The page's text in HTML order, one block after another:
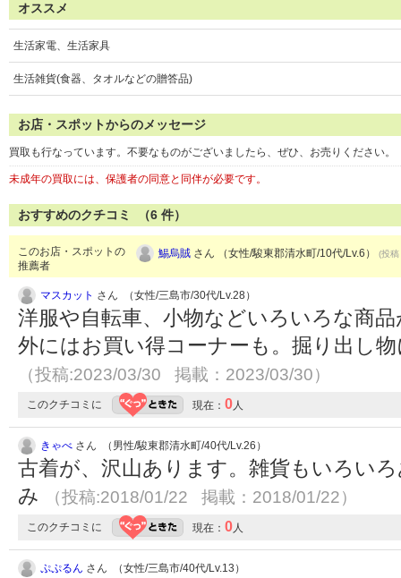
オススメ
生活家電、生活家具
生活雑貨(食器、タオルなどの贈答品)
お店・スポットからのメッセージ
買取も行なっています。不要なものがございましたら、ぜひ、お売りください。
未成年の買取には、保護者の同意と同伴が必要です。
おすすめのクチコミ （6 件）
このお店・スポットの
推薦者
鯣烏賊 さん （女性/駿東郡清水町/10代/Lv.6） (投
マスカット さん （女性/三島市/30代/Lv.28）
洋服や自転車、小物などいろいろな商
外にはお買い得コーナーも。掘り出し
（投稿:2023/03/30 掲載：2023/03/30）
このクチコミに 現在： 0人
きゃべ さん （男性/駿東郡清水町/40代/Lv.26）
古着が、沢山あります。雑貨もいろい
み
（投稿:2018/01/22 掲載：2018/01/22）
このクチコミに 現在： 0人
ぷぷるん さん （女性/三島市/40代/Lv.13）